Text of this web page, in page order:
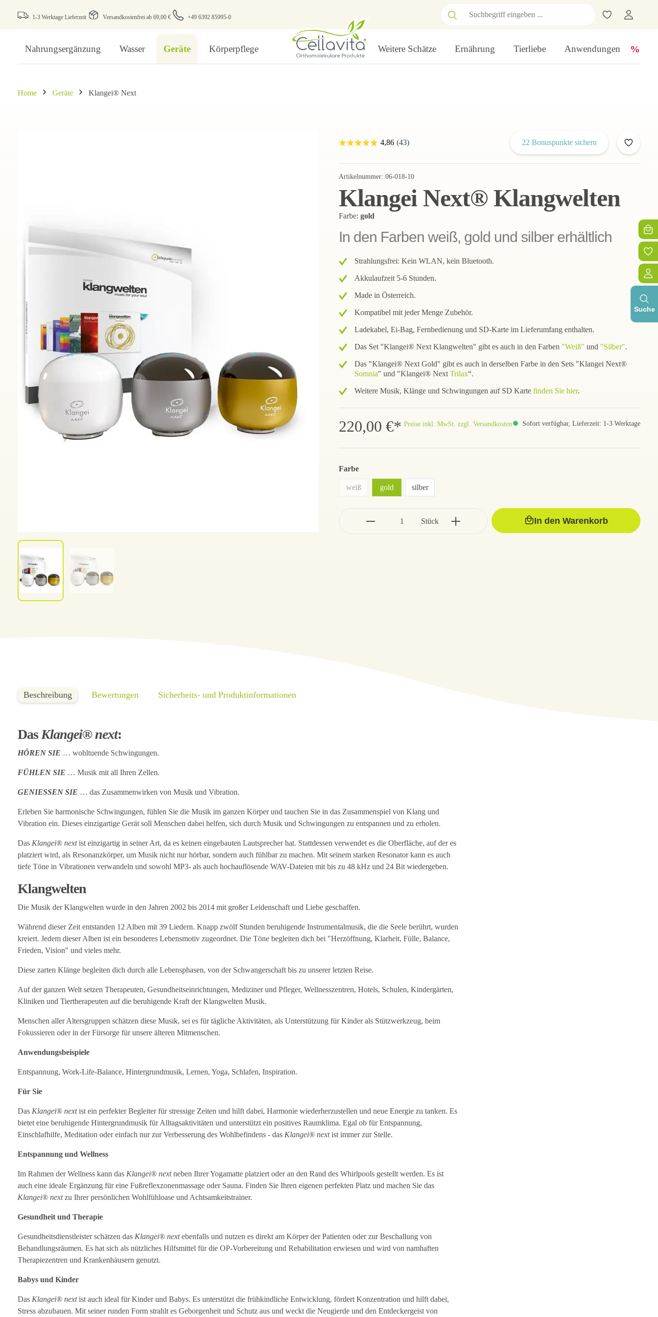
1-3 Werktage Lieferzeit Versandkostenfrei ab 69,00 € +49 6392 85995-0
Suche
Nahrungsergänzung Wasser Geräte Körperpflege Weitere Schätze Ernährung Tierliebe Anwendungen
Home Geräte Klangei® Next
22 Bonuspunkte sichern
Artikelnummer: 06-018-10
Klangei Next® Klangwelten
Farbe: gold
In den Farben weiß, gold und silber erhältlich
Strahlungsfrei: Kein WLAN, kein Bluetooth.
Akkulaufzeit 5-6 Stunden.
Made in Österreich.
Kompatibel mit jeder Menge Zubehör.
Ladekabel, Ei-Bag, Fernbedienung und SD-Karte im Lieferumfang enthalten.
Das Set "Klangei® Next Klangwelten" gibt es auch in den Farben "Weiß" und "Silber".
Das "Klangei® Next Gold" gibt es auch in derselben Farbe in den Sets "Klangei Next®
Somnia" und "Klangei® Next Trilax“.
Weitere Musik, Klänge und Schwingungen auf SD Karte finden Sie hier.
220,00 €* Preise inkl. MwSt. zzgl. Versandkosten Sofort verfügbar, Lieferzeit: 1-3 Werktage
Farbe
weiß gold silber
Stück In den Warenkorb
Beschreibung Bewertungen Sicherheits- und Produktinformationen
DasKlangei® next:
HÖREN SIE … wohltuende Schwingungen.
FÜHLEN SIE … Musik mit all Ihren Zellen.
GENIESSEN SIE … das Zusammenwirken von Musik und Vibration.
Erleben Sie harmonische Schwingungen, fühlen Sie die Musik im ganzen Körper und tauchen Sie in das Zusammenspiel von Klang und
Vibration ein. Dieses einzigartige Gerät soll Menschen dabei helfen, sich durch Musik und Schwingungen zu entspannen und zu erholen.
Das Klangei® nextist einzigartig in seiner Art, da es keinen eingebauten Lautsprecher hat. Stattdessen verwendet es die Oberfläche, auf der es
platziert wird, als Resonanzkörper, um Musik nicht nur hörbar, sondern auch fühlbar zu machen. Mit seinem starken Resonator kann es auch
tiefe Töne in Vibrationen verwandeln und sowohl MP3- als auch hochauflösende WAV-Dateien mit bis zu 48 kHz und 24 Bit wiedergeben.
Klangwelten
Die Musik der Klangwelten wurde in den Jahren 2002 bis 2014 mit großer Leidenschaft und Liebe geschaffen.
Während dieser Zeit entstanden 12 Alben mit 39 Liedern. Knapp zwölf Stunden beruhigende Instrumentalmusik, die die Seele berührt, wurden
kreiert. Jedem dieser Alben ist ein besonderes Lebensmotiv zugeordnet. Die Töne begleiten dich bei "Herzöffnung, Klarheit, Fülle, Balance,
Frieden, Vision" und vieles mehr.
Diese zarten Klänge begleiten dich durch alle Lebensphasen, von der Schwangerschaft bis zu unserer letzten Reise.
Auf der ganzen Welt setzen Therapeuten, Gesundheitseinrichtungen, Mediziner und Pfleger, Wellnesszentren, Hotels, Schulen, Kindergärten,
Kliniken und Tiertherapeuten auf die beruhigende Kraft der Klangwelten Musik.
Menschen aller Altersgruppen schätzen diese Musik, sei es für tägliche Aktivitäten, als Unterstützung für Kinder als Stützwerkzeug, beim
Fokussieren oder in der Fürsorge für unsere älteren Mitmenschen.
Anwendungsbeispiele
Entspannung, Work-Life-Balance, Hintergrundmusik, Lernen, Yoga, Schlafen, Inspiration.
Für Sie
Das Klangei® nextist ein perfekter Begleiter für stressige Zeiten und hilft dabei, Harmonie wiederherzustellen und neue Energie zu tanken. Es
bietet eine beruhigende Hintergrundmusik für Alltagsaktivitäten und unterstützt ein positives Raumklima. Egal ob für Entspannung,
Einschlafhilfe, Meditation oder einfach nur zur Verbesserung des Wohlbefindens - das Klangei® nextist immer zur Stelle.
Entspannung und Wellness
Im Rahmen der Wellness kann das Klangei® nextneben Ihrer Yogamatte platziert oder an den Rand des Whirlpools gestellt werden. Es ist
auch eine ideale Ergänzung für eine Fußreflexzonenmassage oder Sauna. Finden Sie Ihren eigenen perfekten Platz und machen Sie das
Klangei® nextzu Ihrer persönlichen Wohlfühloase und Achtsamkeitstrainer.
Gesundheit und Therapie
Gesundheitsdienstleister schätzen das Klangei® nextebenfalls und nutzen es direkt am Körper der Patienten oder zur Beschallung von
Behandlungsräumen. Es hat sich als nützliches Hilfsmittel für die OP-Vorbereitung und Rehabilitation erwiesen und wird von namhaften
Therapiezentren und Krankenhäusern genutzt.
Babys und Kinder
Das Klangei® nextist auch ideal für Kinder und Babys. Es unterstützt die frühkindliche Entwicklung, fördert Konzentration und hilft dabei,
Stress abzubauen. Mit seiner runden Form strahlt es Geborgenheit und Schutz aus und weckt die Neugierde und den Entdeckergeist von